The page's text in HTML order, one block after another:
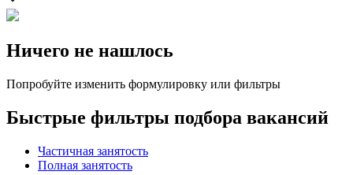
Ничего не нашлось
Попробуйте изменить формулировку или фильтры
Быстрые фильтры подбора вакансий
Частичная занятость
Полная занятость